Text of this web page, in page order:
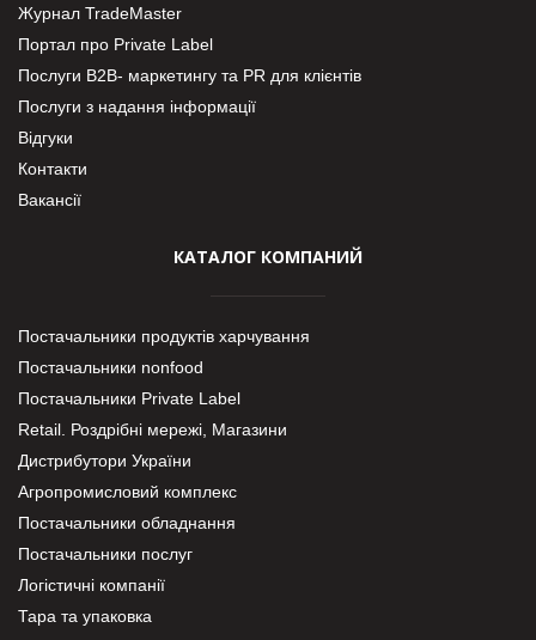
Журнал TradeMaster
Портал про Private Label
Послуги В2В- маркетингу та PR для клієнтів
Послуги з надання інформації
Відгуки
Контакти
Вакансії
КАТАЛОГ КОМПАНИЙ
Постачальники продуктів харчування
Постачальники nonfood
Постачальники Private Label
Retail. Роздрібні мережі, Магазини
Дистрибутори України
Агропромисловий комплекс
Постачальники обладнання
Постачальники послуг
Логістичні компанії
Тара та упаковка